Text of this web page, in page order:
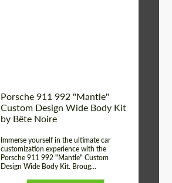
Porsche 911 992 "Mantle"
Custom Design Wide Body Kit
by Bête Noire
Immerse yourself in the ultimate car
customization experience with the
Porsche 911 992 "Mantle" Custom
Design Wide Body Kit. Broug...